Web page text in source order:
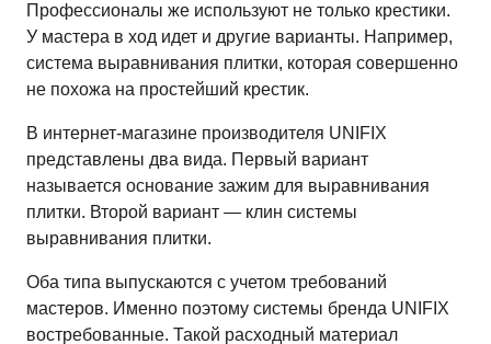
Профессионалы же используют не только крестики.
У мастера в ход идет и другие варианты. Например,
система выравнивания плитки, которая совершенно
не похожа на простейший крестик.
В интернет-магазине производителя UNIFIX
представлены два вида. Первый вариант
называется основание зажим для выравнивания
плитки. Второй вариант — клин системы
выравнивания плитки.
Оба типа выпускаются с учетом требований
мастеров. Именно поэтому системы бренда UNIFIX
востребованные. Такой расходный материал